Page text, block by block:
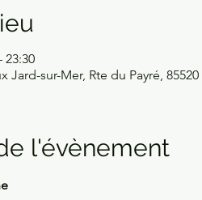
23:30
Jard-sur-Mer, Rte du Payré,
l'évènement